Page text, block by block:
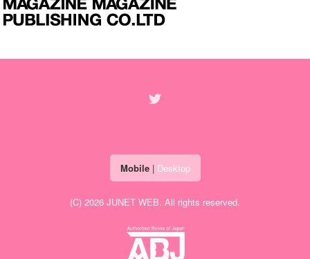
Mobile| Desktop
(C) 2026 JUNET WEB. All rights reserved.